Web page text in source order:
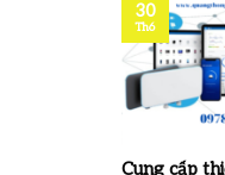
Cung cấp
30
Th6